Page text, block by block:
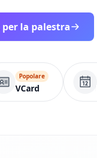
per la palestra
Popolare
VCard